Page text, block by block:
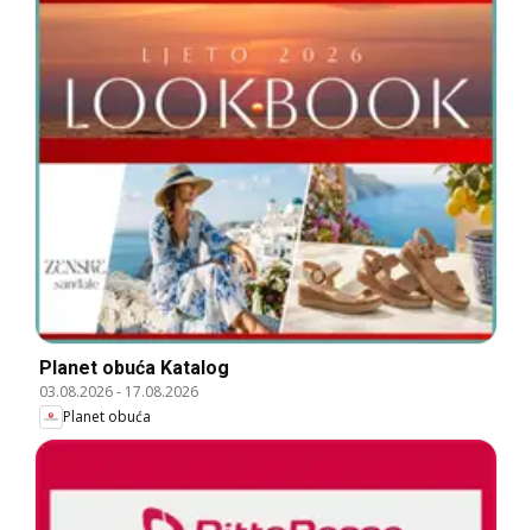
Planet obuća Katalog
03.08.2026- 17.08.2026
Planet obuća